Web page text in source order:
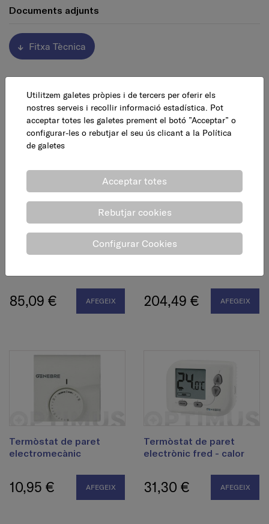
Documents adjunts
Fitxa Tècnica
Altres productes relacionats de
Termòstats i accessoris
calefacció central
Cronotermòstat per
85,09 € AFEGEIX
Cronotermòstat T3R
204,49 € AFEGEIX
Termòstat de paret
electromecànic
10,95 € AFEGEIX
Termòstat de paret
electrònic fred - calor
31,30 € AFEGEIX
Utilitzem galetes pròpies i de tercers per oferir els
nostres serveis i recollir informació estadística. Pot
acceptar totes les galetes prement el botó ”Acceptar” o
configurar-les o rebutjar el seu ús clicant a la Política
de galetes
Acceptar totes
Rebutjar cookies
Configurar Cookies